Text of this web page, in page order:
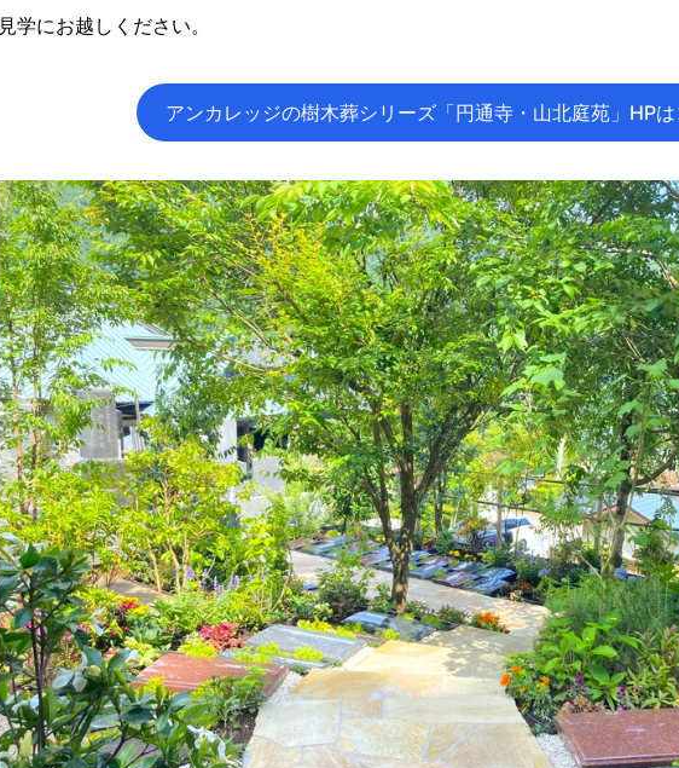
見学にお越しください。
アンカレッジの樹木葬シリーズ「円通寺・山北庭苑」HP